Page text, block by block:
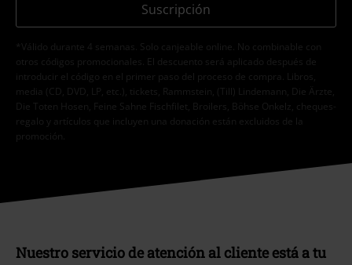
Suscripción
*Válido durante 4 semanas. Solo canjeable online. No combinable con
otros códigos promocionales. El descuento será aplicado después de
introducir el código en el primer paso del proceso de compra. Libros,
media (CD, DVD, LP, etc.), tickets, Rammstein, (Till) Lindemann, Die Ärzte,
Die Toten Hosen, Feine Sahne Fischfilet, Broilers, Böhse Onkelz, cheques-
regalo y artículos que incluyen una donación están excluidos de la
promoción.
Nuestro servicio de atención al cliente está a tu